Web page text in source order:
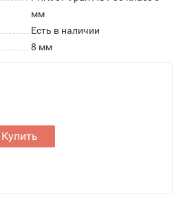
мм
Есть в наличии
8 мм
Купить